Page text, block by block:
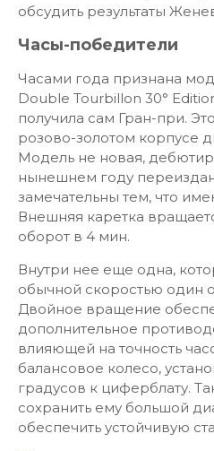
обсудить результаты
Часы-победители
Часами года признана
Double Tourbillon 30°
получила сам Гран-при.
розово-золотом корпусе
Модель не новая,
нынешнем году
замечательны тем, что
Внешняя каретка
оборот в 4 мин.
Внутри нее еще одна,
обычной скоростью один
Двойное вращение
дополнительное
влияющей на точность
балансовое колесо,
градусов к циферблату.
сохранить ему большой
обеспечить устойчивую